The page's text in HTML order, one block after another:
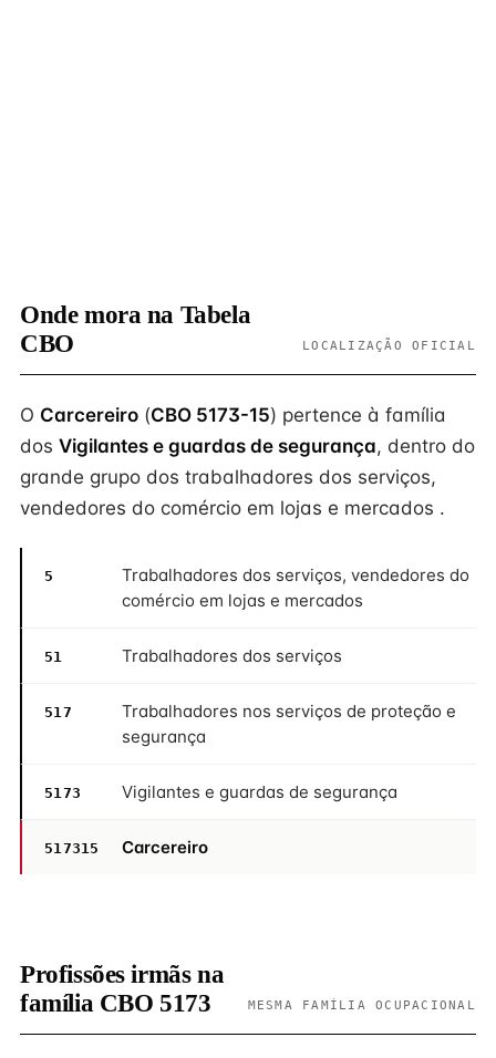
Onde mora na Tabela
CBO
LOCALIZAÇÃO OFICIAL
O Carcereiro (CBO 5173-15) pertence à família
dos Vigilantes e guardas de segurança, dentro do
grande grupo dos trabalhadores dos serviços,
vendedores do comércio em lojas e mercados .
5
Trabalhadores dos serviços, vendedores do
comércio em lojas e mercados
51 Trabalhadores dos serviços
517
Trabalhadores nos serviços de proteção e
segurança
5173 Vigilantes e guardas de segurança
517315 Carcereiro
Profissões irmãs na
família CBO 5173
MESMA FAMÍLIA OCUPACIONAL